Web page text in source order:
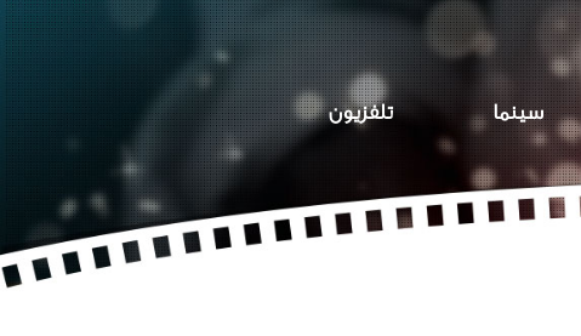
سينما تلفزيون